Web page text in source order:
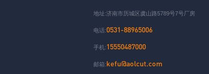
地址:济南市历城区虞山路5789号7号厂房
电话:0531-88965006
手机:15550487000
邮箱:kefu@aolcut.com